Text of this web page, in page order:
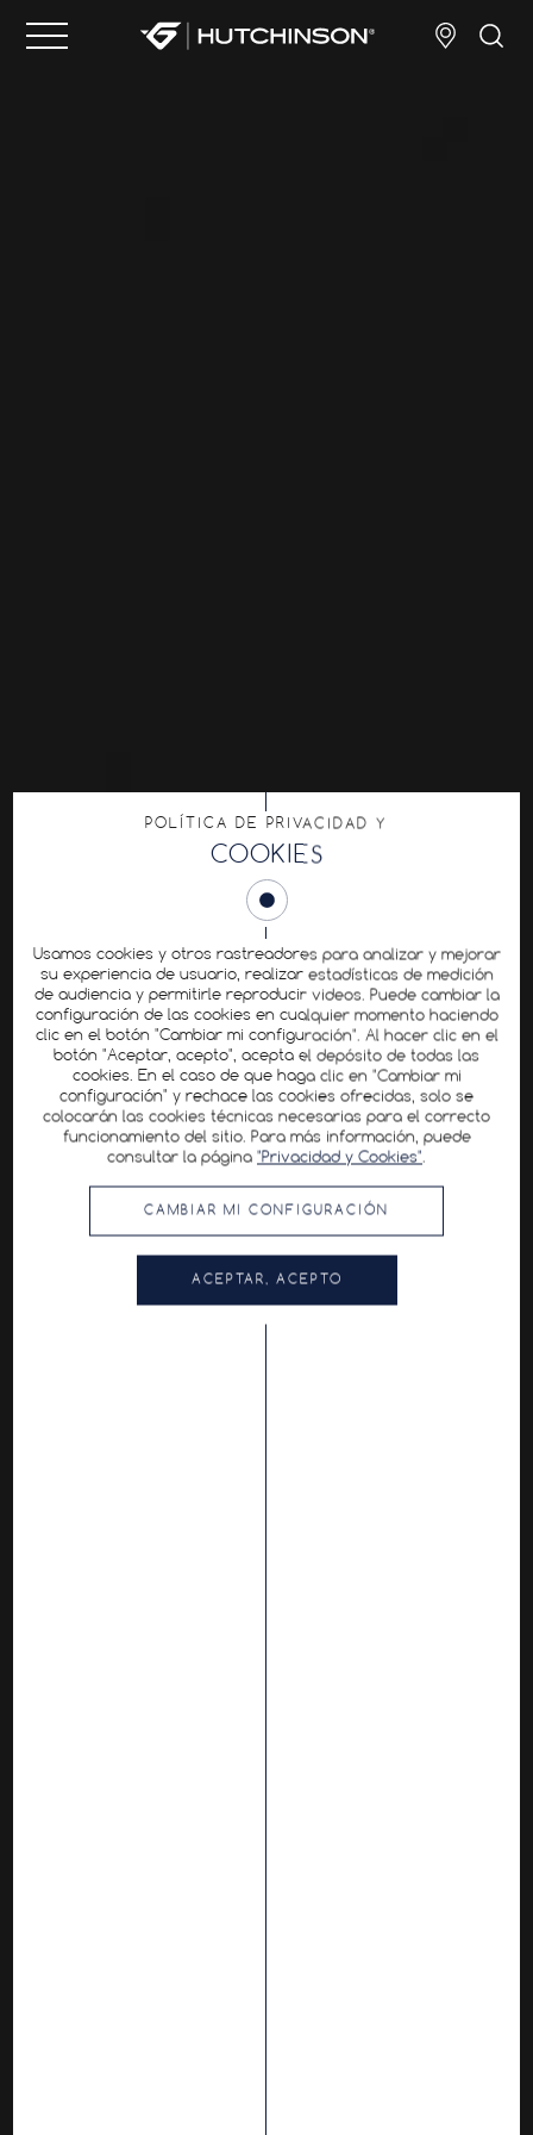
POLÍTICA DE PRIVACIDAD Y
COOKIES
Usamos cookies y otros rastreadores para analizar y mejorar
su experiencia de usuario, realizar estadísticas de medición
de audiencia y permitirle reproducir videos. Puede cambiar la
configuración de las cookies en cualquier momento haciendo
clic en el botón "Cambiar mi configuración". Al hacer clic en el
botón "Aceptar, acepto", acepta el depósito de todas las
cookies. En el caso de que haga clic en "Cambiar mi
configuración" y rechace las cookies ofrecidas, solo se
colocarán las cookies técnicas necesarias para el correcto
funcionamiento del sitio. Para más información, puede
consultar la página "Privacidad y Cookies".
CAMBIAR MI CONFIGURACIÓN
ACEPTAR, ACEPTO